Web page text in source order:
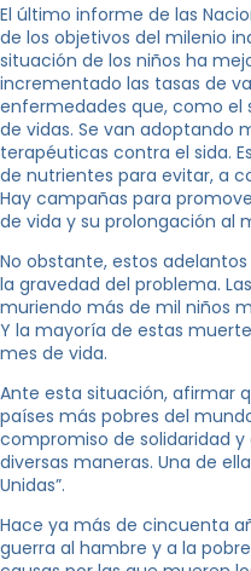
El último informe de las
de los objetivos del milenio
situación de los niños ha
incrementado las tasas de
enfermedades que, como el
de vidas. Se van adoptando
terapéuticas contra el sida.
de nutrientes para evitar, a
Hay campañas para
de vida y su prolongación al
No obstante, estos
la gravedad del problema.
muriendo más de mil niños
Y la mayoría de estas
mes de vida.
Ante esta situación, afirmar
países más pobres del
compromiso de solidaridad
diversas maneras. Una de
Unidas”.
Hace ya más de cincuenta
guerra al hambre y a la